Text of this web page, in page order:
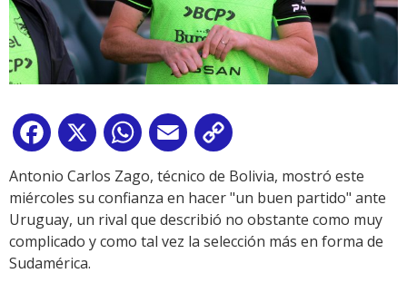
Facebook
X WhatsApp
Email
Link
Antonio Carlos Zago, técnico de Bolivia, mostró este
miércoles su confianza en hacer "un buen partido" ante
Uruguay, un rival que describió no obstante como muy
complicado y como tal vez la selección más en forma de
Sudamérica.